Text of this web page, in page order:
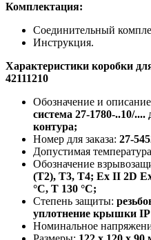
Комплектация:
Соединительный
Инструкция.
Характеристики коробки
42111210
Обозначение и
система 27-1780-..10/....
контура;
Номер для заказа: 27-
Допустимая
Обозначение
(T2), T3, T4; Ex II 2D
°C, T 130 °C;
Степень защиты:
уплотнение крышки IP
Номинальное